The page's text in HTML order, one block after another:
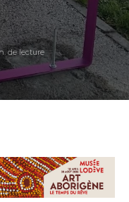
de lecture